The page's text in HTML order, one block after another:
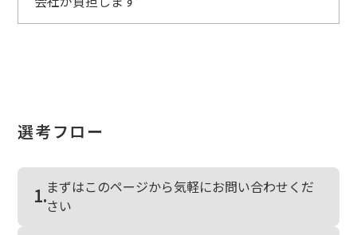
選考フロー
1.まずはこのページから気軽にお問い合わせくだ
さい